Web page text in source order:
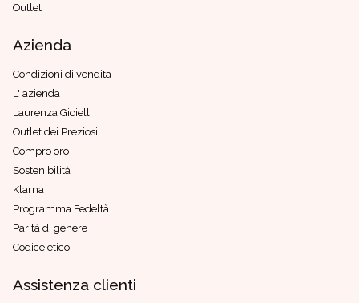
Outlet
Azienda
Condizioni di vendita
L' azienda
Laurenza Gioielli
Outlet dei Preziosi
Compro oro
Sostenibilità
Klarna
Programma Fedeltà
Parità di genere
Codice etico
Assistenza clienti